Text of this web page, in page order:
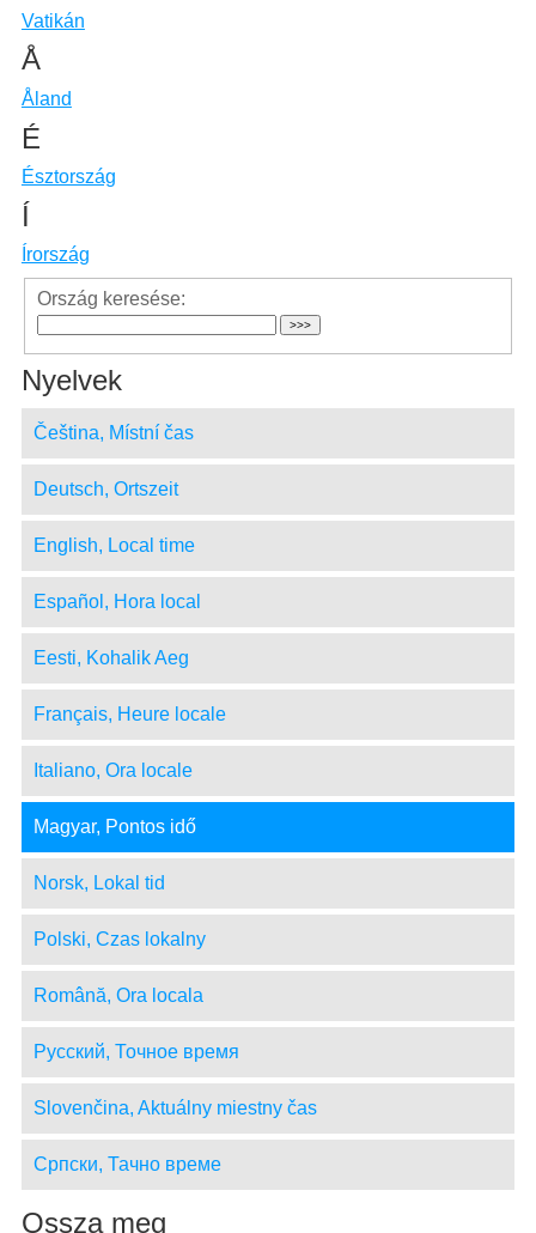
Vatikán
Å
Åland
É
Észtország
Í
Írország
Ország keresése:
Nyelvek
Čeština, Místní čas
Deutsch, Ortszeit
English, Local time
Español, Hora local
Eesti, Kohalik Aeg
Français, Heure locale
Italiano, Ora locale
Magyar, Pontos idő
Norsk, Lokal tid
Polski, Czas lokalny
Română, Ora locala
Русский, Точное время
Slovenčina, Aktuálny miestny čas
Српски, Тачно време
Ossza meg